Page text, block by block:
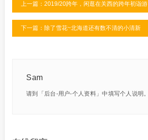
上一篇：2019/20跨年，闲逛在关西的跨年初诣游
下一篇：除了雪花~北海道还有数不清的小清新
Sam
请到「后台-用户-个人资料」中填写个人说明。